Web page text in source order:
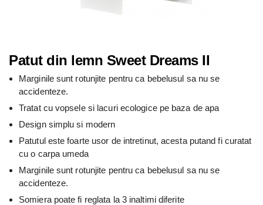
Patut din lemn Sweet Dreams II
Marginile sunt rotunjite pentru ca bebelusul sa nu se
accidenteze.
Tratat cu vopsele si lacuri ecologice pe baza de apa
Design simplu si modern
Patutul este foarte usor de intretinut, acesta putand fi curatat
cu o carpa umeda
Marginile sunt rotunjite pentru ca bebelusul sa nu se
accidenteze.
Somiera poate fi reglata la 3 inaltimi diferite